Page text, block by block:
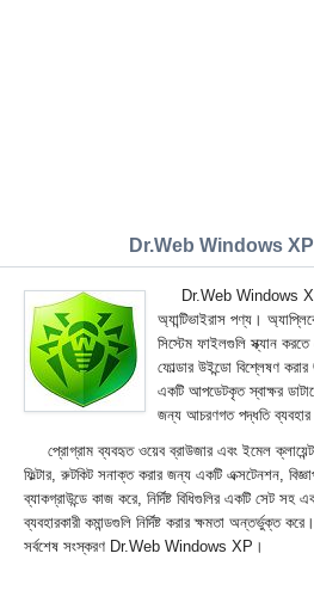
Dr.Web Windows
Dr.Web Windows XP
অ্যান্টিভাইরাস পণ্য।
সিস্টেম ফাইলগুলি স্ক্যান করতে
ফোল্ডার উইন্ডো বিশ্লেষণ
একটি আপডেটকৃত স্বাক্ষর
জন্য আচরণগত পদ্ধতি ব্যবহার
প্রোগ্রাম ব্যবহৃত ওয়েব ব্রাউজার এবং ইমেল
ফিল্টার, রুটকিট সনাক্ত করার জন্য একটি এক্সটেনশন,
ব্যাকগ্রাউন্ডে কাজ করে, নির্দিষ্ট বিধিগুলির একটি সেট সহ
ব্যবহারকারী কমান্ডগুলি নির্দিষ্ট করার ক্ষমতা অন্তর্ভুক্ত
সর্বশেষ সংস্করণ Dr.Web Windows XP।